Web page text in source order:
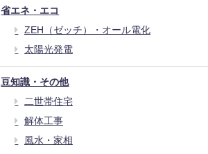
省エネ・エコ
ZEH（ゼッチ）・オール電化
太陽光発電
豆知識・その他
二世帯住宅
解体工事
風水・家相